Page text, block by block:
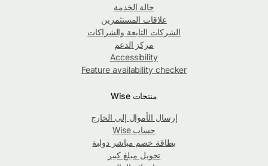
حالة الخدمة
علاقات المستثمرين
الشركات التابعة والشراكات
مركز الدعم
Accessibility
Feature availability checker
منتجات Wise
إرسال الأموال إلى الخارج
حساب Wise
بطاقة خصم مباشر دولية
تحويل مبلغ كبير